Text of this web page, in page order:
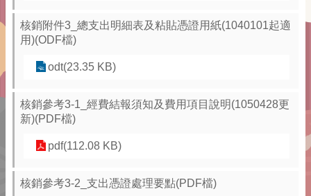
核銷附件3_總支出明細表及粘貼憑證用紙(1040101起適
用)(ODF檔)
odt(23.35 KB)
核銷參考3-1_經費結報須知及費用項目說明(1050428更
新)(PDF檔)
pdf(112.08 KB)
核銷參考3-2_支出憑證處理要點(PDF檔)